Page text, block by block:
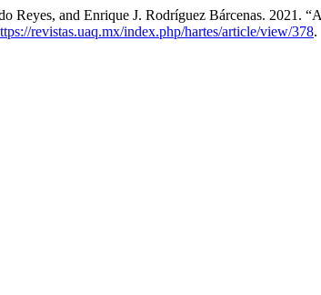
Reyes, and Enrique J. Rodríguez Bárcenas.
revistas.uaq.mx/index.php/hartes/article/view/378.